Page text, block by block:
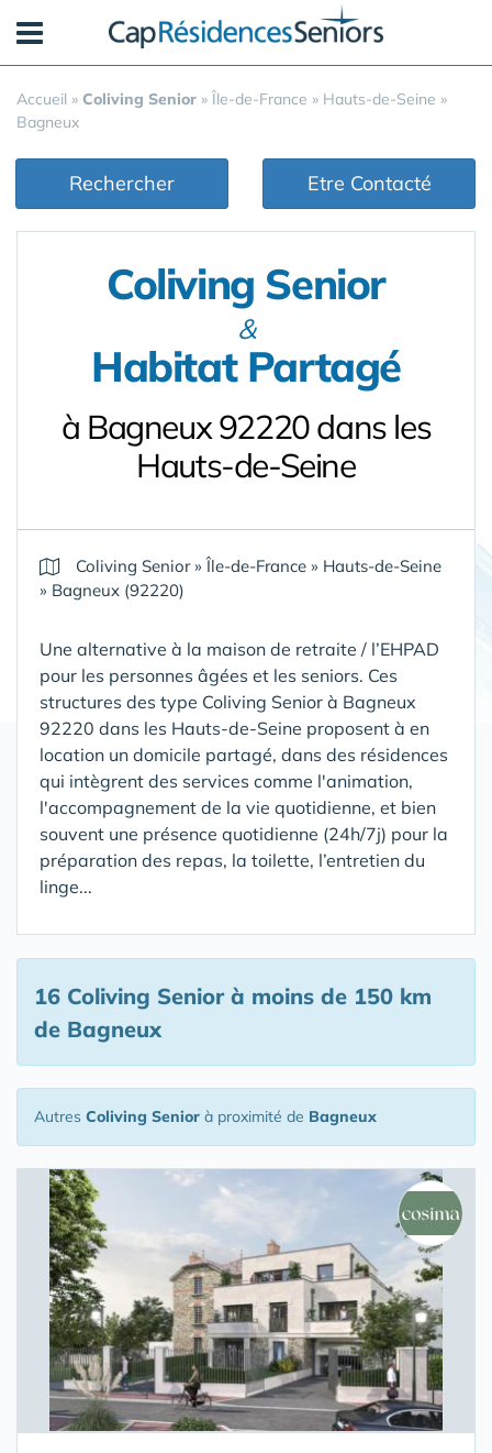
Accueil » Coliving Senior » Île-de-France » Hauts-de-Seine »
Bagneux
Rechercher Etre Contacté
Coliving Senior
&
Habitat Partagé
à Bagneux 92220 dans les
Hauts-de-Seine
Coliving Senior»Île-de-France » Hauts-de-Seine
» Bagneux (92220)
Une alternative à la maison de retraite / l’EHPAD
pour les personnes âgées et les seniors. Ces
structures des type Coliving Senior à Bagneux
92220 dans les Hauts-de-Seine proposent à en
location un domicile partagé, dans des résidences
qui intègrent des services comme l'animation,
l'accompagnement de la vie quotidienne, et bien
souvent une présence quotidienne (24h/7j) pour la
préparation des repas, la toilette, l’entretien du
linge...
16 Coliving Seniorà moins de 150 km
de Bagneux
Autres Coliving Senior à proximité de Bagneux